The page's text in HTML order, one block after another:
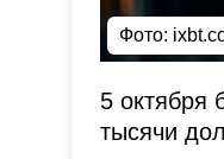
Фото:
5 октября
тысячи